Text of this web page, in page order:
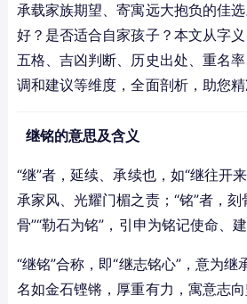
承载家族期望、寄寓远大抱负的佳选
好？是否适合自家孩子？本文从字
五格、吉凶判断、历史出处、重名
调和建议等维度，全面剖析，助您精
继铭的意思及含义
“继”者，延续、承续也，如“继往开
承家风、光耀门楣之责；“铭”者，
骨”“勒石为铭”，引申为铭记使命、
“继铭”合称，即“继志铭心”，意为
名如金石铿锵，厚重有力，寓意志